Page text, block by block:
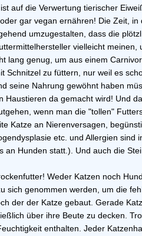
auf die Verwertung tierischer
gar vegan ernähren! Die Zeit,
umzugestalten, dass die
vielleicht
lang genug, um aus einem
Schnitzel zu füttern, nur weil es
seine Nahrung gewöhnt haben
Haustieren da gemacht wird! Und
wenn man die "tollen"
Katze an Nierenversagen,
etc. und Allergien
an Hunden statt.). Und auch die
Weder Katzen noch
sich genommen werden, um die
der der Katze gebaut. Gerade
über ihre Beute zu decken.
enthalten. Jeder